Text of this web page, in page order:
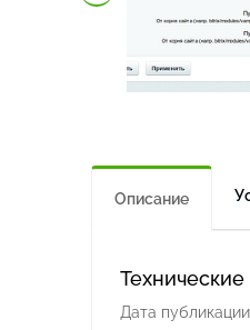
Описание
Дата